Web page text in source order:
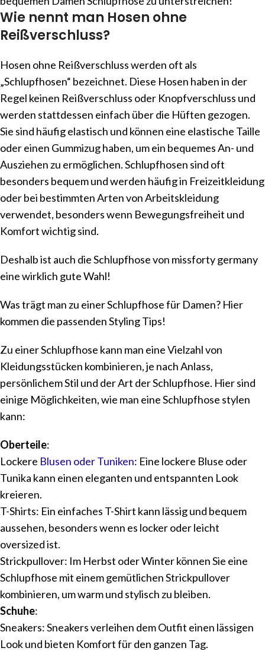
Wie nennt man Hosen ohne
Reißverschluss?
Hosen ohne Reißverschluss werden oft als
„Schlupfhosen“ bezeichnet. Diese Hosen haben in der
Regel keinen Reißverschluss oder Knopfverschluss und
werden stattdessen einfach über die Hüften gezogen.
Sie sind häufig elastisch und können eine elastische Taille
oder einen Gummizug haben, um ein bequemes An- und
Ausziehen zu ermöglichen. Schlupfhosen sind oft
besonders bequem und werden häufig in Freizeitkleidung
oder bei bestimmten Arten von Arbeitskleidung
verwendet, besonders wenn Bewegungsfreiheit und
Komfort wichtig sind.
Deshalb ist auch die Schlupfhose von missforty germany
eine wirklich gute Wahl!
Was trägt man zu einer Schlupfhose für Damen? Hier
kommen die passenden Styling Tips!
Zu einer Schlupfhose kann man eine Vielzahl von
Kleidungsstücken kombinieren, je nach Anlass,
persönlichem Stil und der Art der Schlupfhose. Hier sind
einige Möglichkeiten, wie man eine Schlupfhose stylen
kann:
Oberteile:
Lockere Blusen oder Tuniken: Eine lockere Bluse oder
Tunika kann einen eleganten und entspannten Look
kreieren.
T-Shirts: Ein einfaches T-Shirt kann lässig und bequem
aussehen, besonders wenn es locker oder leicht
oversized ist.
Strickpullover: Im Herbst oder Winter können Sie eine
Schlupfhose mit einem gemütlichen Strickpullover
kombinieren, um warm und stylisch zu bleiben.
Schuhe:
Sneakers: Sneakers verleihen dem Outfit einen lässigen
Look und bieten Komfort für den ganzen Tag.